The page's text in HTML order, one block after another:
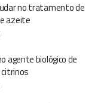
no tratamento de
azeite
agente biológico de